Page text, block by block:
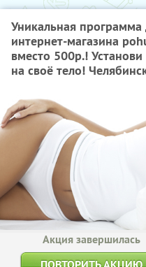
Уникальная программа
интернет-магазина
вместо 500р.!
на своё тело!
Акция завершилась